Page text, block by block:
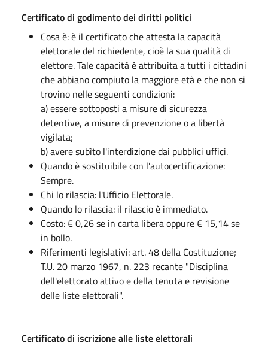
Certificato di godimento dei diritti politici
Cosa è: è il certificato che attesta la capacità
elettorale del richiedente, cioè la sua qualità di
elettore. Tale capacità è attribuita a tutti i cittadini
che abbiano compiuto la maggiore età e che non si
trovino nelle seguenti condizioni:
a) essere sottoposti a misure di sicurezza
detentive, a misure di prevenzione o a libertà
vigilata;
b) avere subìto l'interdizione dai pubblici uffici.
Quando è sostituibile con l'autocertificazione:
Sempre.
Chi lo rilascia: l'Ufficio Elettorale.
Quando lo rilascia: il rilascio è immediato.
Costo: € 0,26 se in carta libera oppure € 15,14 se
in bollo.
Riferimenti legislativi: art. 48 della Costituzione;
T.U. 20 marzo 1967, n. 223 recante "Disciplina
dell'elettorato attivo e della tenuta e revisione
delle liste elettorali".
Certificato di iscrizione alle liste elettorali